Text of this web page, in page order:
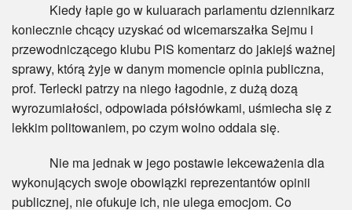
Kiedy łapie go w kuluarach parlamentu dziennikarz
koniecznie chcący uzyskać od wicemarszałka Sejmu i
przewodniczącego klubu PiS komentarz do jakiejś ważnej
sprawy, którą żyje w danym momencie opinia publiczna,
prof. Terlecki patrzy na niego łagodnie, z dużą dozą
wyrozumiałości, odpowiada półsłówkami, uśmiecha się z
lekkim politowaniem, po czym wolno oddala się.
Nie ma jednak w jego postawie lekceważenia dla
wykonujących swoje obowiązki reprezentantów opinii
publicznej, nie ofukuje ich, nie ulega emocjom. Co